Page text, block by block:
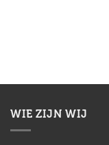
WIE ZIJN WIJ